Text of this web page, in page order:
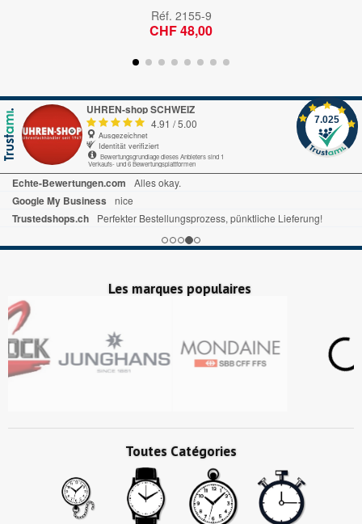
Réf. 2155-9
CHF 48,00
UHREN-shop SCHWEIZ
4.91 /5.00
Ausgezeichnet
Identität verifiziert
Bewertungsgrundlage dieses Anbieters sind 1
Verkaufs- und 6 Bewertungsplattformen
7.025
Echte-Bewertungen.com Alles okay.
Google My Business nice
Trustedshops.ch Perfekter Bestellungsprozess, pünktliche Lieferung!
Les marques populaires
Toutes Catégories